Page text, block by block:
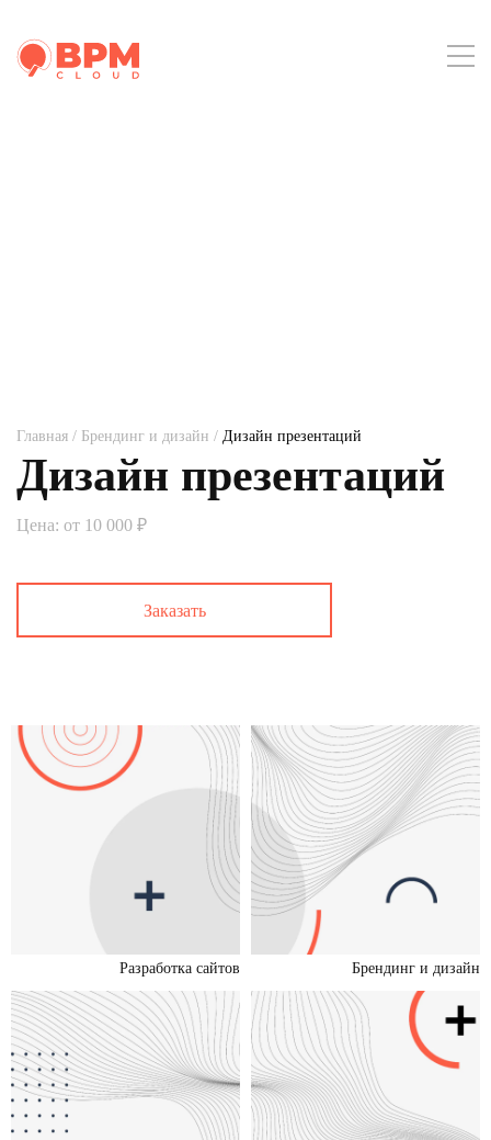
Главная / Брендинг и дизайн / Дизайн презентаций
Дизайн презентаций
Цена: от 10 000 ₽
Заказать
Разработка сайтов Брендинг и дизайн